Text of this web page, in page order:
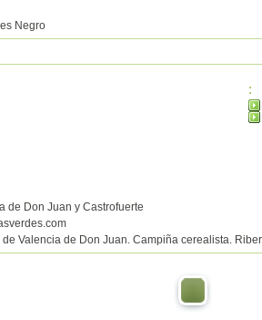
Negro
:
de Don Juan y Castrofuerte
Valencia de Don Juan. Campiña cerealista.